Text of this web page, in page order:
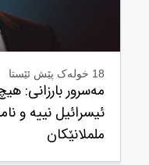
18 خولەک پێش ئێستا
مەسرور بارزانی:
ئیسرائیل نییە و
ململانێکان